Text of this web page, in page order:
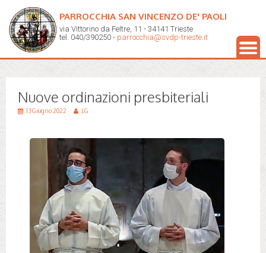
PARROCCHIA SAN VINCENZO DE' PAOLI
via Vittorino da Feltre, 11 - 34141 Trieste
tel. 040/390250 - parrocchia@svdp-trieste.it
Nuove ordinazioni presbiteriali
13 Giugno 2022 LG